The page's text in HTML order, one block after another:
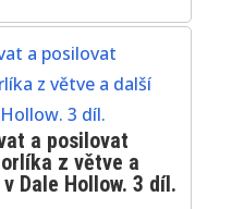
a posilovat
z větve a
Dale Hollow. 3 díl.